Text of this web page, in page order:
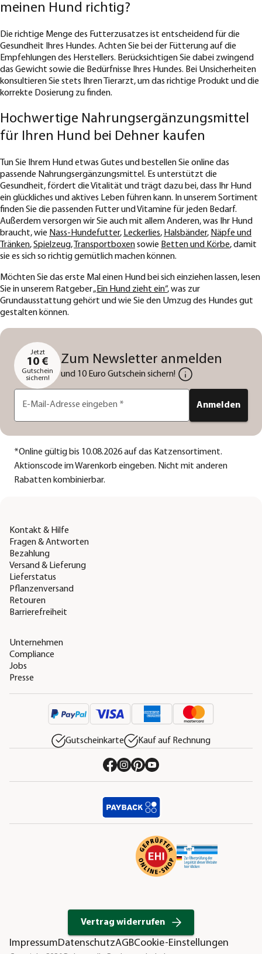
meinen Hund richtig?
Die richtige Menge des Futterzusatzes ist entscheidend für die
Gesundheit Ihres Hundes. Achten Sie bei der Fütterung auf die
Empfehlungen des Herstellers. Berücksichtigen Sie dabei zwingend
das Gewicht sowie die Bedürfnisse Ihres Hundes. Bei Unsicherheiten
konsultieren Sie stets Ihren Tierarzt, um das richtige Produkt und die
korrekte Dosierung zu finden.
Hochwertige Nahrungsergänzungsmittel
für Ihren Hund bei Dehner kaufen
Tun Sie Ihrem Hund etwas Gutes und bestellen Sie online das
passende Nahrungsergänzungsmittel. Es unterstützt die
Gesundheit, fördert die Vitalität und trägt dazu bei, dass Ihr Hund
ein glückliches und aktives Leben führen kann. In unserem Sortiment
finden Sie die passenden Futter und Vitamine für jeden Bedarf.
Außerdem versorgen wir Sie auch mit allem Anderen, was Ihr Hund
braucht, wie Nass-Hundefutter, Leckerlies, Halsbänder, Näpfe und
Tränken,Spielzeug, Transportboxensowie Betten und Körbe, damit
sie es sich so richtig gemütlich machen können.
Möchten Sie das erste Mal einen Hund bei sich einziehen lassen, lesen
Sie in unserem Ratgeber„Ein Hund zieht ein“, was zur
Grundausstattung gehört und wie Sie den Umzug des Hundes gut
gestalten können.
Jetzt
10 €
Gutschein
sichern!
Zum Newsletter anmelden
und 10 Euro Gutschein sichern!
E-Mail-Adresse eingeben * Anmelden
*Online gültig bis 10.08.2026 auf das Katzensortiment.
Aktionscode im Warenkorb eingeben. Nicht mit anderen
Rabatten kombinierbar.
Kontakt & Hilfe
Fragen & Antworten
Bezahlung
Versand & Lieferung
Lieferstatus
Pflanzenversand
Retouren
Barrierefreiheit
Unternehmen
Compliance
Jobs
Presse
Gutscheinkarte Kauf auf Rechnung
Vertrag widerrufen
ImpressumDatenschutzAGBCookie-Einstellungen